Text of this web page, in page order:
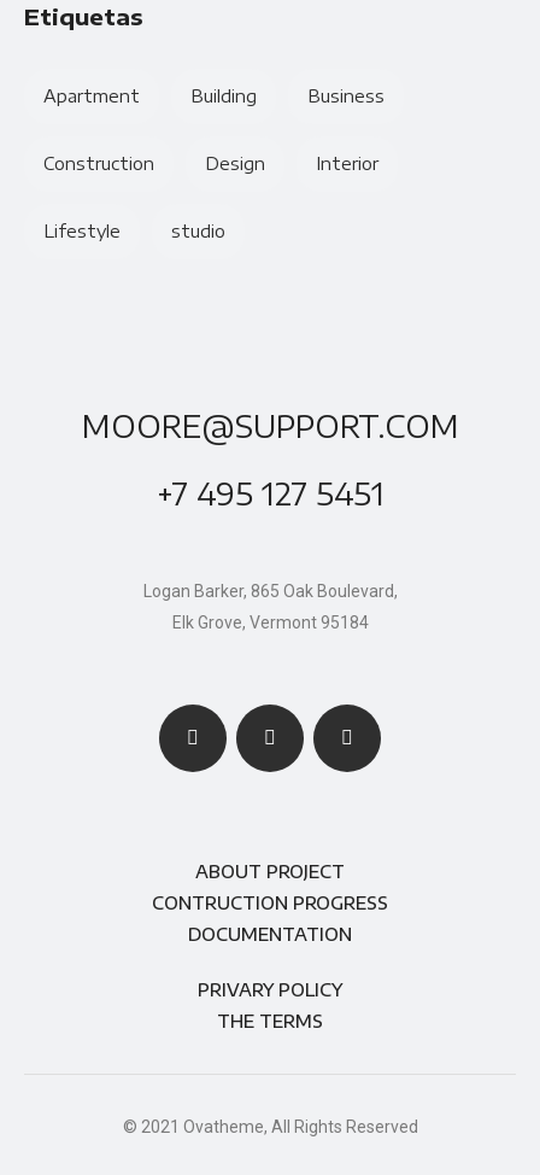
Etiquetas
Apartment Building Business
Construction Design Interior
Lifestyle studio
MOORE@SUPPORT.COM
+7 495 127 5451
Logan Barker, 865 Oak Boulevard,
Elk Grove, Vermont 95184
ABOUT PROJECT
CONTRUCTION PROGRESS
DOCUMENTATION
PRIVARY POLICY
THE TERMS
© 2021 Ovatheme, All Rights Reserved